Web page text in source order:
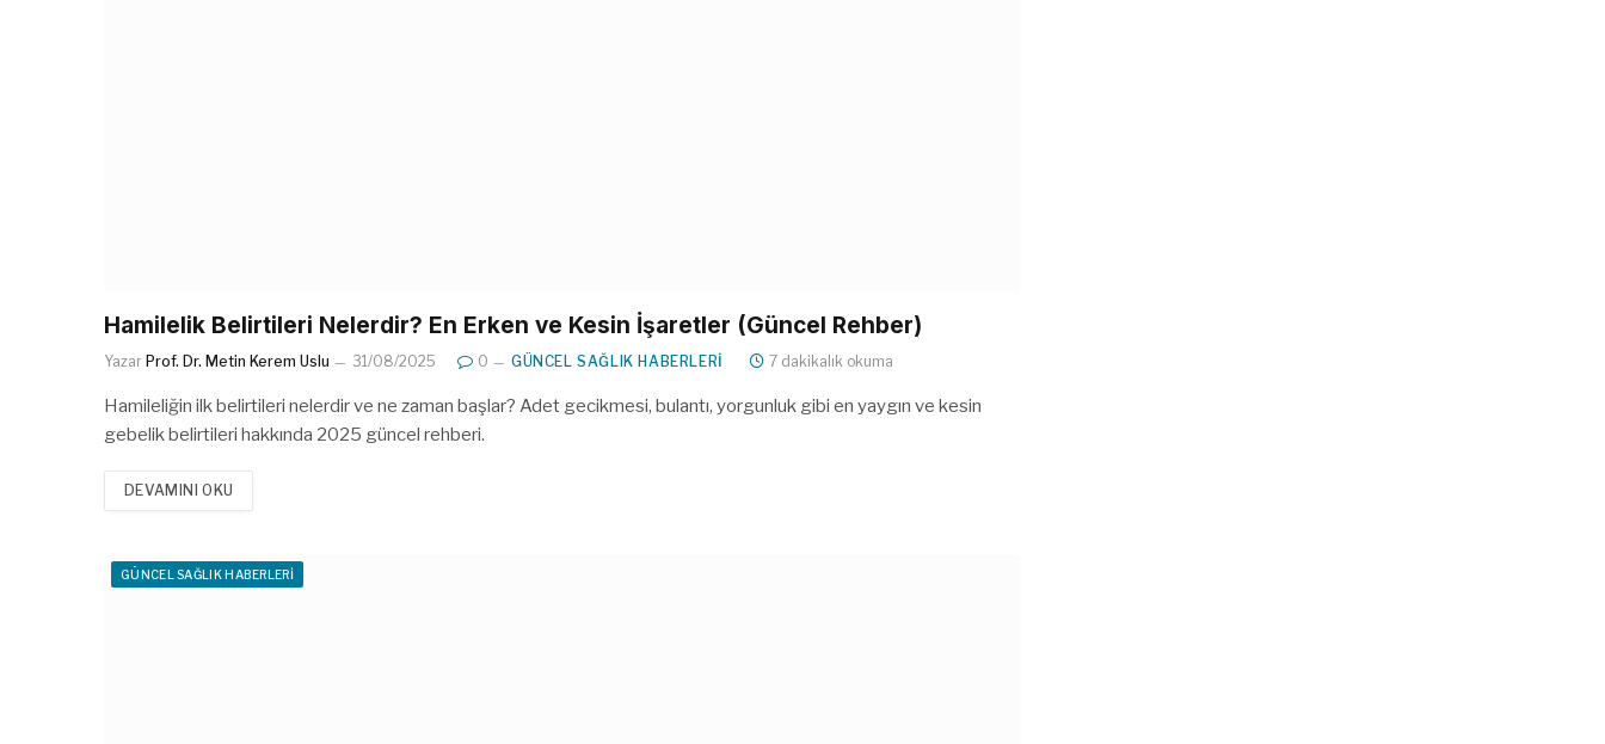
Hamilelik Belirtileri Nelerdir? En Erken ve Kesin İşaretler (Güncel Rehber)
Yazar Prof. Dr. Metin Kerem Uslu 31/08/2025 0 GÜNCEL SAĞLIK HABERLERI 7 dakikalık okuma
Hamileliğin ilk belirtileri nelerdir ve ne zaman başlar? Adet gecikmesi, bulantı, yorgunluk gibi en yaygın ve kesin
gebelik belirtileri hakkında 2025 güncel rehberi.
DEVAMINI OKU
GÜNCEL SAĞLIK HABERLERI